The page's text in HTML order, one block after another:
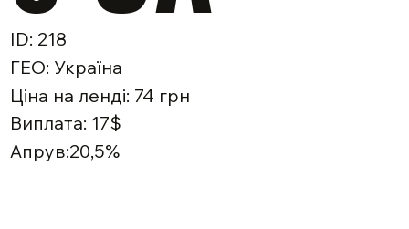
ID: 218
ГЕО: Україна
Ціна на ленді: 74 грн
Виплата: 17$
Апрув:20,5%